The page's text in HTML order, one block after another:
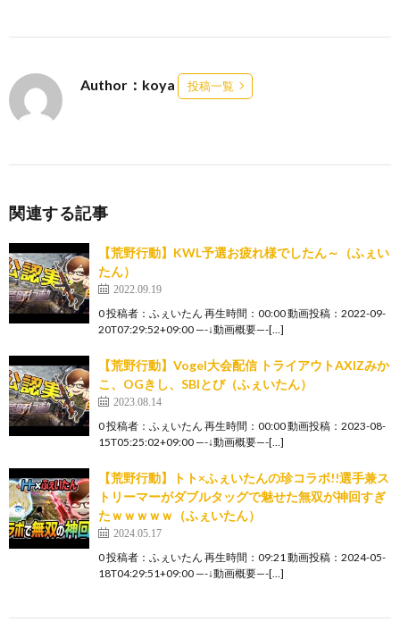
Author：koya 投稿一覧
関連する記事
【荒野行動】KWL予選お疲れ様でしたん～（ふぇい
たん）
2022.09.19
0 投稿者：ふぇいたん 再生時間：00:00 動画投稿：2022-09-
20T07:29:52+09:00 —-↓動画概要—-[…]
【荒野行動】Vogel大会配信 トライアウトAXIZみか
こ、OGきし、SBIとび（ふぇいたん）
2023.08.14
0 投稿者：ふぇいたん 再生時間：00:00 動画投稿：2023-08-
15T05:25:02+09:00 —-↓動画概要—-[…]
【荒野行動】トト×ふぇいたんの珍コラボ!!選手兼ス
トリーマーがダブルタッグで魅せた無双が神回すぎ
たｗｗｗｗｗ（ふぇいたん）
2024.05.17
0 投稿者：ふぇいたん 再生時間：09:21 動画投稿：2024-05-
18T04:29:51+09:00 —-↓動画概要—-[…]